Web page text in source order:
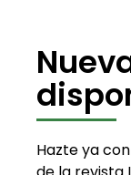
Hazte ya